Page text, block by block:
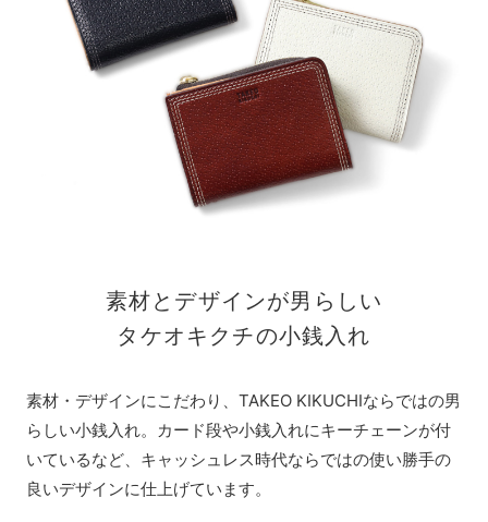
素材とデザインが男らしい
タケオキクチの小銭入れ
素材・デザインにこだわり、TAKEO KIKUCHIならではの男
らしい小銭入れ。カード段や小銭入れにキーチェーンが付
いているなど、キャッシュレス時代ならではの使い勝手の
良いデザインに仕上げています。